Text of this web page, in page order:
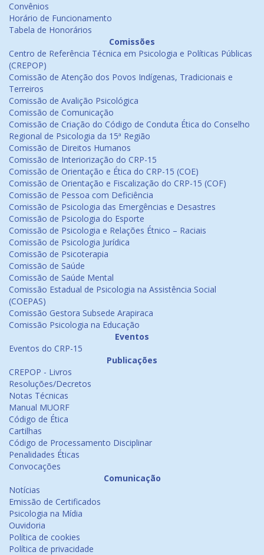
Convênios
Horário de Funcionamento
Tabela de Honorários
Comissões
Centro de Referência Técnica em Psicologia e Políticas Públicas
(CREPOP)
Comissão de Atenção dos Povos Indígenas, Tradicionais e
Terreiros
Comissão de Avalição Psicológica
Comissão de Comunicação
Comissão de Criação do Código de Conduta Ética do Conselho
Regional de Psicologia da 15ª Região
Comissão de Direitos Humanos
Comissão de Interiorização do CRP-15
Comissão de Orientação e Ética do CRP-15 (COE)
Comissão de Orientação e Fiscalização do CRP-15 (COF)
Comissão de Pessoa com Deficiência
Comissão de Psicologia das Emergências e Desastres
Comissão de Psicologia do Esporte
Comissão de Psicologia e Relações Étnico – Raciais
Comissão de Psicologia Jurídica
Comissão de Psicoterapia
Comissão de Saúde
Comissão de Saúde Mental
Comissão Estadual de Psicologia na Assistência Social
(COEPAS)
Comissão Gestora Subsede Arapiraca
Comissão Psicologia na Educação
Eventos
Eventos do CRP-15
Publicações
CREPOP - Livros
Resoluções/Decretos
Notas Técnicas
Manual MUORF
Código de Ética
Cartilhas
Código de Processamento Disciplinar
Penalidades Éticas
Convocações
Comunicação
Notícias
Emissão de Certificados
Psicologia na Mídia
Ouvidoria
Política de cookies
Política de privacidade